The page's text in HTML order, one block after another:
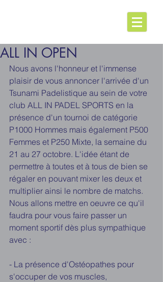
ALL IN OPEN
Nous avons l'honneur et l'immense
plaisir de vous annoncer l'arrivée d'un
Tsunami Padelistique au sein de votre
club ALL IN PADEL SPORTS en la
présence d'un tournoi de catégorie
P1000 Hommes mais également P500
Femmes et P250 Mixte, la semaine du
21 au 27 octobre. L'idée étant de
permettre à toutes et à tous de bien se
régaler en pouvant mixer les deux et
multiplier ainsi le nombre de matchs.
Nous allons mettre en oeuvre ce qu'il
faudra pour vous faire passer un
moment sportif dès plus sympathique
avec :
- La présence d'Ostéopathes pour
s'occuper de vos muscles,